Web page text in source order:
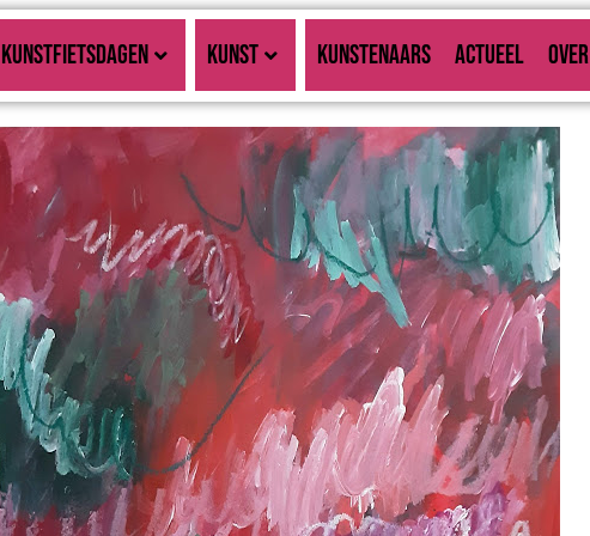
KUNSTFIETSDAGEN KUNST KUNSTENAARS ACTUEEL OVER